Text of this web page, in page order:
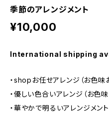
季節のアレンジメント
¥10,000
International shipping
・shopお任せアレンジ（お色味
・優しい色合いアレンジ（お色
・華やかで明るいアレンジメン